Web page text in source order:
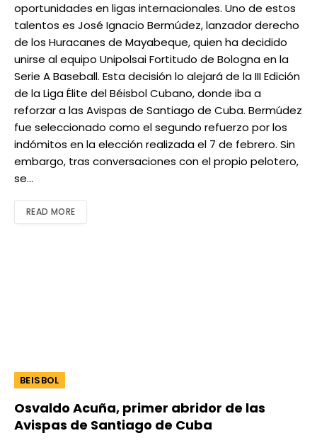
oportunidades en ligas internacionales. Uno de estos
talentos es José Ignacio Bermúdez, lanzador derecho
de los Huracanes de Mayabeque, quien ha decidido
unirse al equipo Unipolsai Fortitudo de Bologna en la
Serie A Baseball. Esta decisión lo alejará de la III Edición
de la Liga Élite del Béisbol Cubano, donde iba a
reforzar a las Avispas de Santiago de Cuba. Bermúdez
fue seleccionado como el segundo refuerzo por los
indómitos en la elección realizada el 7 de febrero. Sin
embargo, tras conversaciones con el propio pelotero,
se…
READ MORE
BEISBOL
Osvaldo Acuña, primer abridor de las
Avispas de Santiago de Cuba